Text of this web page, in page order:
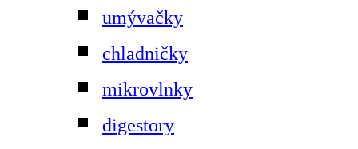
umývačky
chladničky
mikrovlnky
digestory